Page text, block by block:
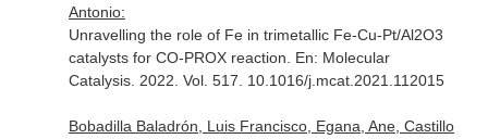
Antonio:
Unravelling the role of Fe in trimetallic Fe-Cu-Pt/Al2O3
catalysts for CO-PROX reaction. En: Molecular
Catalysis. 2022. Vol. 517. 10.1016/j.mcat.2021.112015
Bobadilla Baladrón, Luis Francisco, Egana, Ane, Castillo